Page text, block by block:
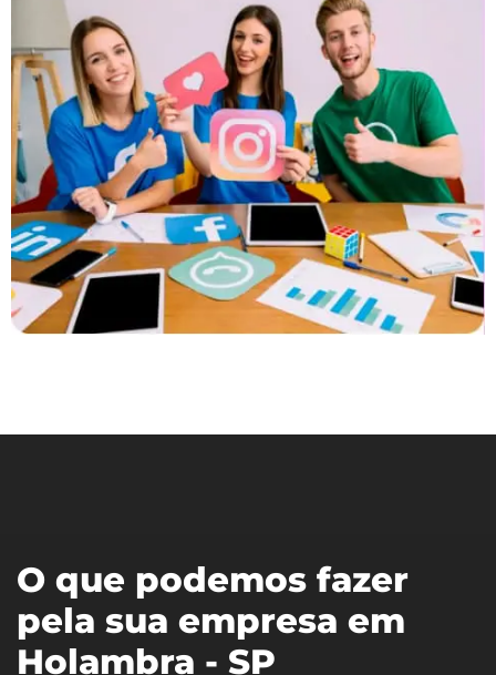
O que podemos fazer
pela sua empresa em
Holambra - SP